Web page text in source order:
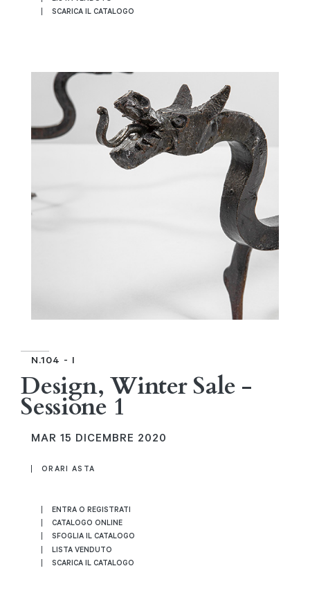
SCARICA IL CATALOGO
N.104 - I
Design, Winter Sale -
Sessione 1
MAR 15 DICEMBRE 2020
ORARI ASTA
ENTRA O REGISTRATI
CATALOGO ONLINE
SFOGLIA IL CATALOGO
LISTA VENDUTO
SCARICA IL CATALOGO